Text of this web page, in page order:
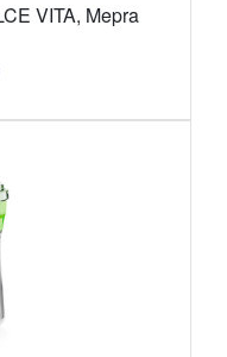
VITA, Mepra